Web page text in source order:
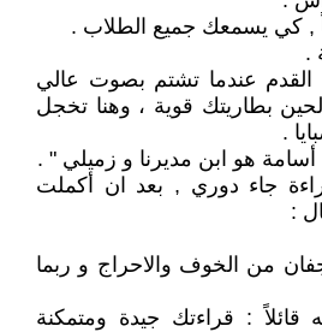
, كي يسمعك جميع الطلاب .
.
عندما تشتم بصوت عالي
بطاريتك قوية ، وهنا تخجل
.
أسامة هو ابن مديرنا و زميلي " .
جاء دوري , بعد ان أكملت
:
من الخوف والاحراج و ربما
قائلاً : قراءتك جيدة ومتمكنة